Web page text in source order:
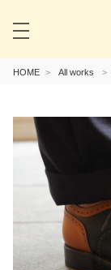
HOME All works